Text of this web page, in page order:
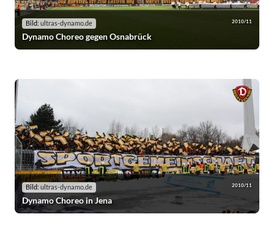
Bild: ultras-dynamo.de 2010/11
Dynamo Choreo gegen Osnabrück
Bild: ultras-dynamo.de 2010/11
Dynamo Choreo in Jena